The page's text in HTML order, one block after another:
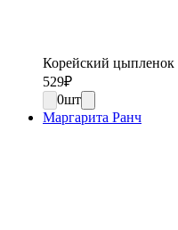
Корейский цыпленок
529₽
0шт
Маргарита Ранч